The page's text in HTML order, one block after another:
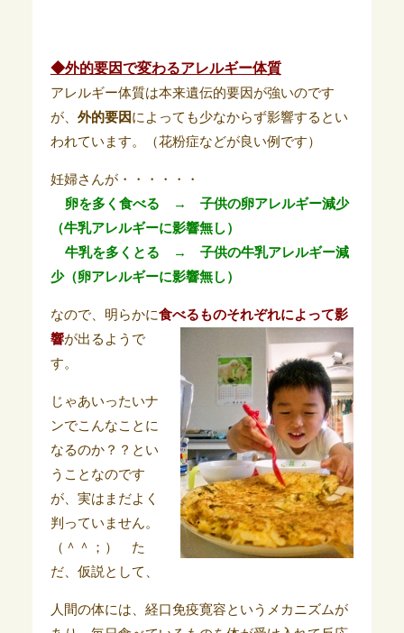
◆外的要因で変わるアレルギー体質
アレルギー体質は本来遺伝的要因が強いのです
が、 外的要因によっても少なからず影響するとい
われています。（花粉症などが良い例です）
妊婦さんが・・・・・・
卵を多く食べる → 子供の卵アレルギー減少
（牛乳アレルギーに影響無し）
牛乳を多くとる → 子供の牛乳アレルギー減
少（卵アレルギーに影響無し）
なので、明らかに食べるものそれぞれによって影
響が出るようで
す。
じゃあいったいナ
ンでこんなことに
なるのか？？とい
うことなのです
が、実はまだよく
判っていません。
（＾＾；） た
だ、仮説として、
人間の体には、経口免疫寛容というメカニズムが